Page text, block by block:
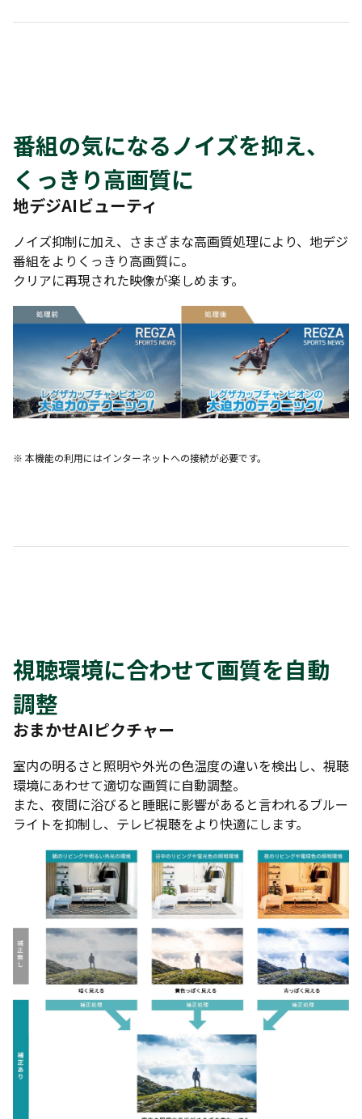
番組の気になるノイズを抑え、
くっきり高画質に
地デジAIビューティ
ノイズ抑制に加え、さまざまな高画質処理により、地デジ
番組をよりくっきり高画質に。
クリアに再現された映像が楽しめます。
※ 本機能の利用にはインターネットへの接続が必要です。
視聴環境に合わせて画質を自動
調整
おまかせAIピクチャー
室内の明るさと照明や外光の色温度の違いを検出し、視聴
環境にあわせて適切な画質に自動調整。
また、夜間に浴びると睡眠に影響があると言われるブルー
ライトを抑制し、テレビ視聴をより快適にします。